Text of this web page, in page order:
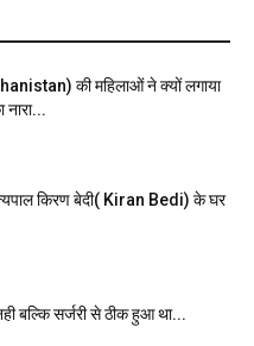
की महिलाओं ने क्यों लगाया
नारा...
किरण बेदी( Kiran Bedi) के घर
बल्कि सर्जरी से ठीक हुआ था...